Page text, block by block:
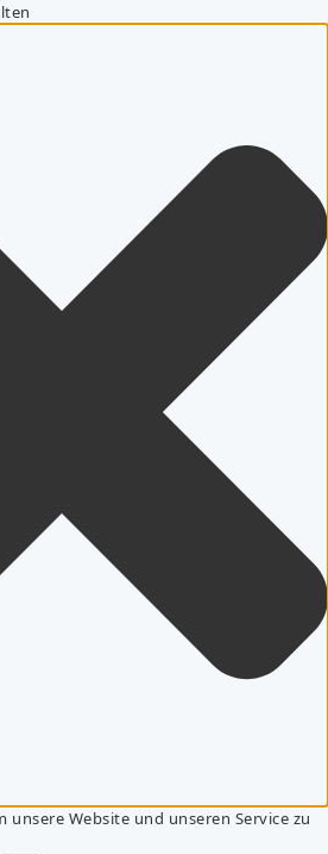
unsere Website und unseren Service zu